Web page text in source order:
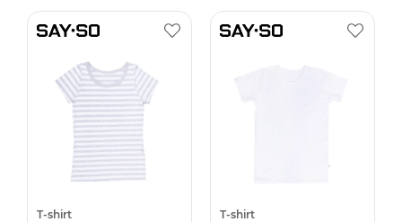
T-shirt T-shirt